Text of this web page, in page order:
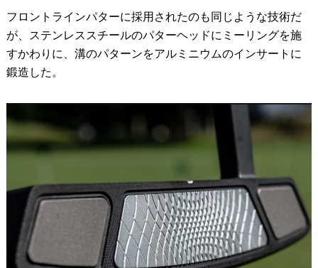
フロントラインパターに採用されたのも同じような技術だ
が、ステンレススチールのパターヘッドにミーリングを施
すかわりに、溝のパターンをアルミニウムのインサートに
鍛造した。